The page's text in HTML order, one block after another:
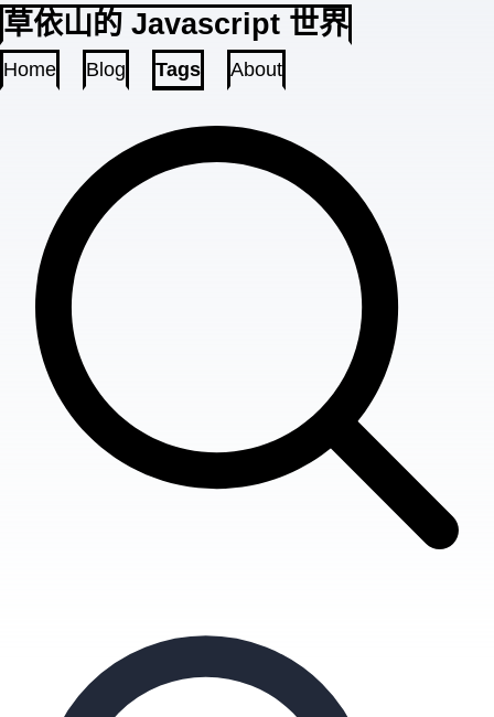
草依山的 Javascript 世界
Home Blog Tags About